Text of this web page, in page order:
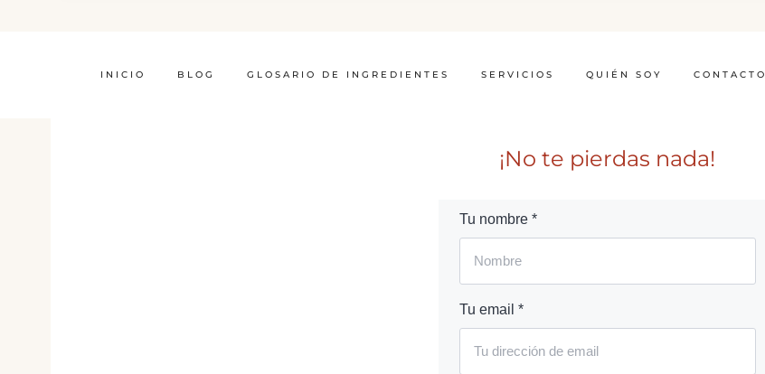
INICIO BLOG GLOSARIO DE INGREDIENTES SERVICIOS QUIÉN SOY CONTACTO
¡No te pierdas nada!
Tu nombre *
Tu email *